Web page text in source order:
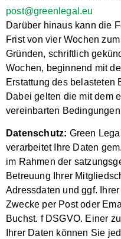
post@greenlegal.eu
Darüber hinaus kann die
Frist von vier Wochen
Gründen, schriftlich
Wochen, beginnend mit
Erstattung des belasteten
Dabei gelten die mit dem
vereinbarten
Datenschutz: Green
verarbeitet Ihre Daten
im Rahmen der
Betreuung Ihrer
Adressdaten und ggf.
Zwecke per Post oder
Buchst. f DSGVO. Einer
Ihrer Daten können Sie